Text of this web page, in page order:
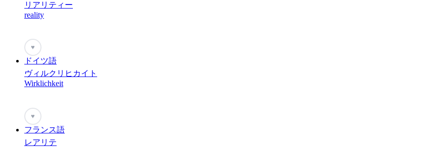
リアリティー
reality
♥
ドイツ語
ヴィルクリヒカイト
Wirklichkeit
♥
フランス語
レアリテ